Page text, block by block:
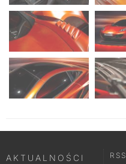
AKTUALNOŚCI
RSS